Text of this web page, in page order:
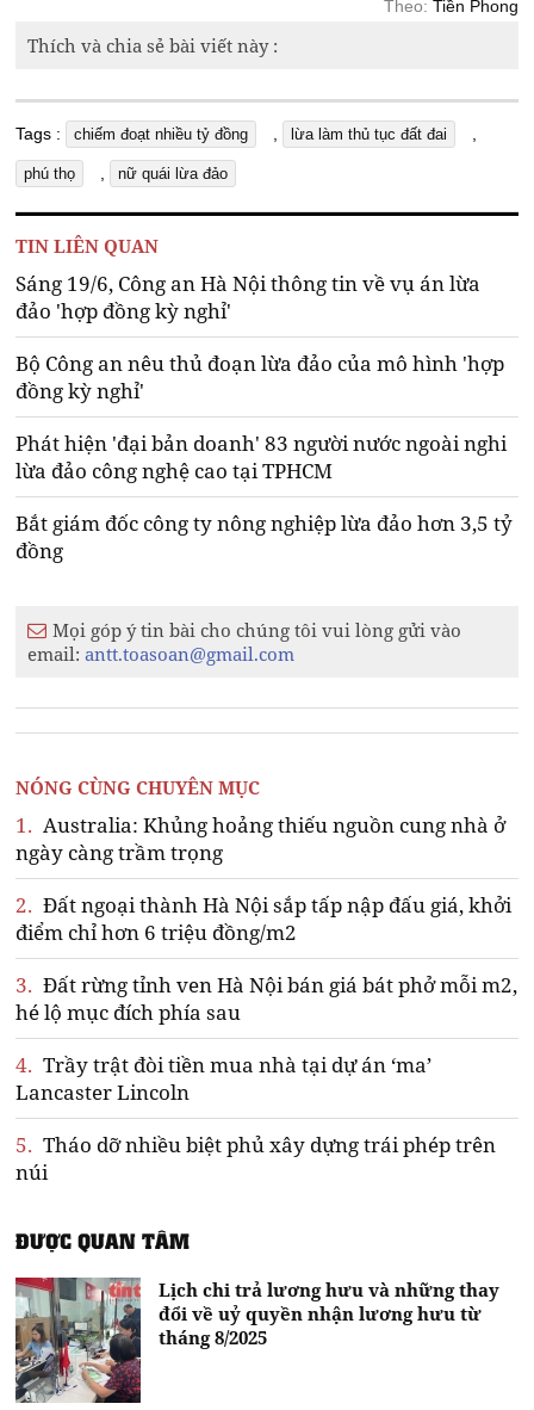
Theo: Tiền Phong
Thích và chia sẻ bài viết này :
Tags : chiếm đoạt nhiều tỷ đồng lừa làm thủ tục đất đai
phú thọ nữ quái lừa đảo
TIN LIÊN QUAN
Sáng 19/6, Công an Hà Nội thông tin về vụ án lừa
đảo 'hợp đồng kỳ nghỉ'
Bộ Công an nêu thủ đoạn lừa đảo của mô hình 'hợp
đồng kỳ nghỉ'
Phát hiện 'đại bản doanh' 83 người nước ngoài nghi
lừa đảo công nghệ cao tại TPHCM
Bắt giám đốc công ty nông nghiệp lừa đảo hơn 3,5 tỷ
đồng
Mọi góp ý tin bài cho chúng tôi vui lòng gửi vào
email:antt.toasoan@gmail.com
NÓNG CÙNG CHUYÊN MỤC
1. Australia: Khủng hoảng thiếu nguồn cung nhà ở
ngày càng trầm trọng
2. Đất ngoại thành Hà Nội sắp tấp nập đấu giá, khởi
điểm chỉ hơn 6 triệu đồng/m2
3. Đất rừng tỉnh ven Hà Nội bán giá bát phở mỗi m2,
hé lộ mục đích phía sau
4. Trầy trật đòi tiền mua nhà tại dự án ‘ma’
Lancaster Lincoln
5. Tháo dỡ nhiều biệt phủ xây dựng trái phép trên
núi
ĐƯỢC QUAN TÂM
Lịch chi trả lương hưu và những thay
đổi về uỷ quyền nhận lương hưu từ
tháng 8/2025